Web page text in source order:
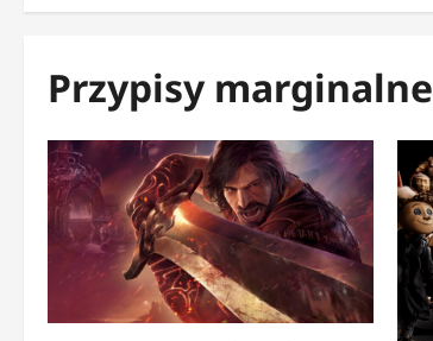
Przypisy marginalne